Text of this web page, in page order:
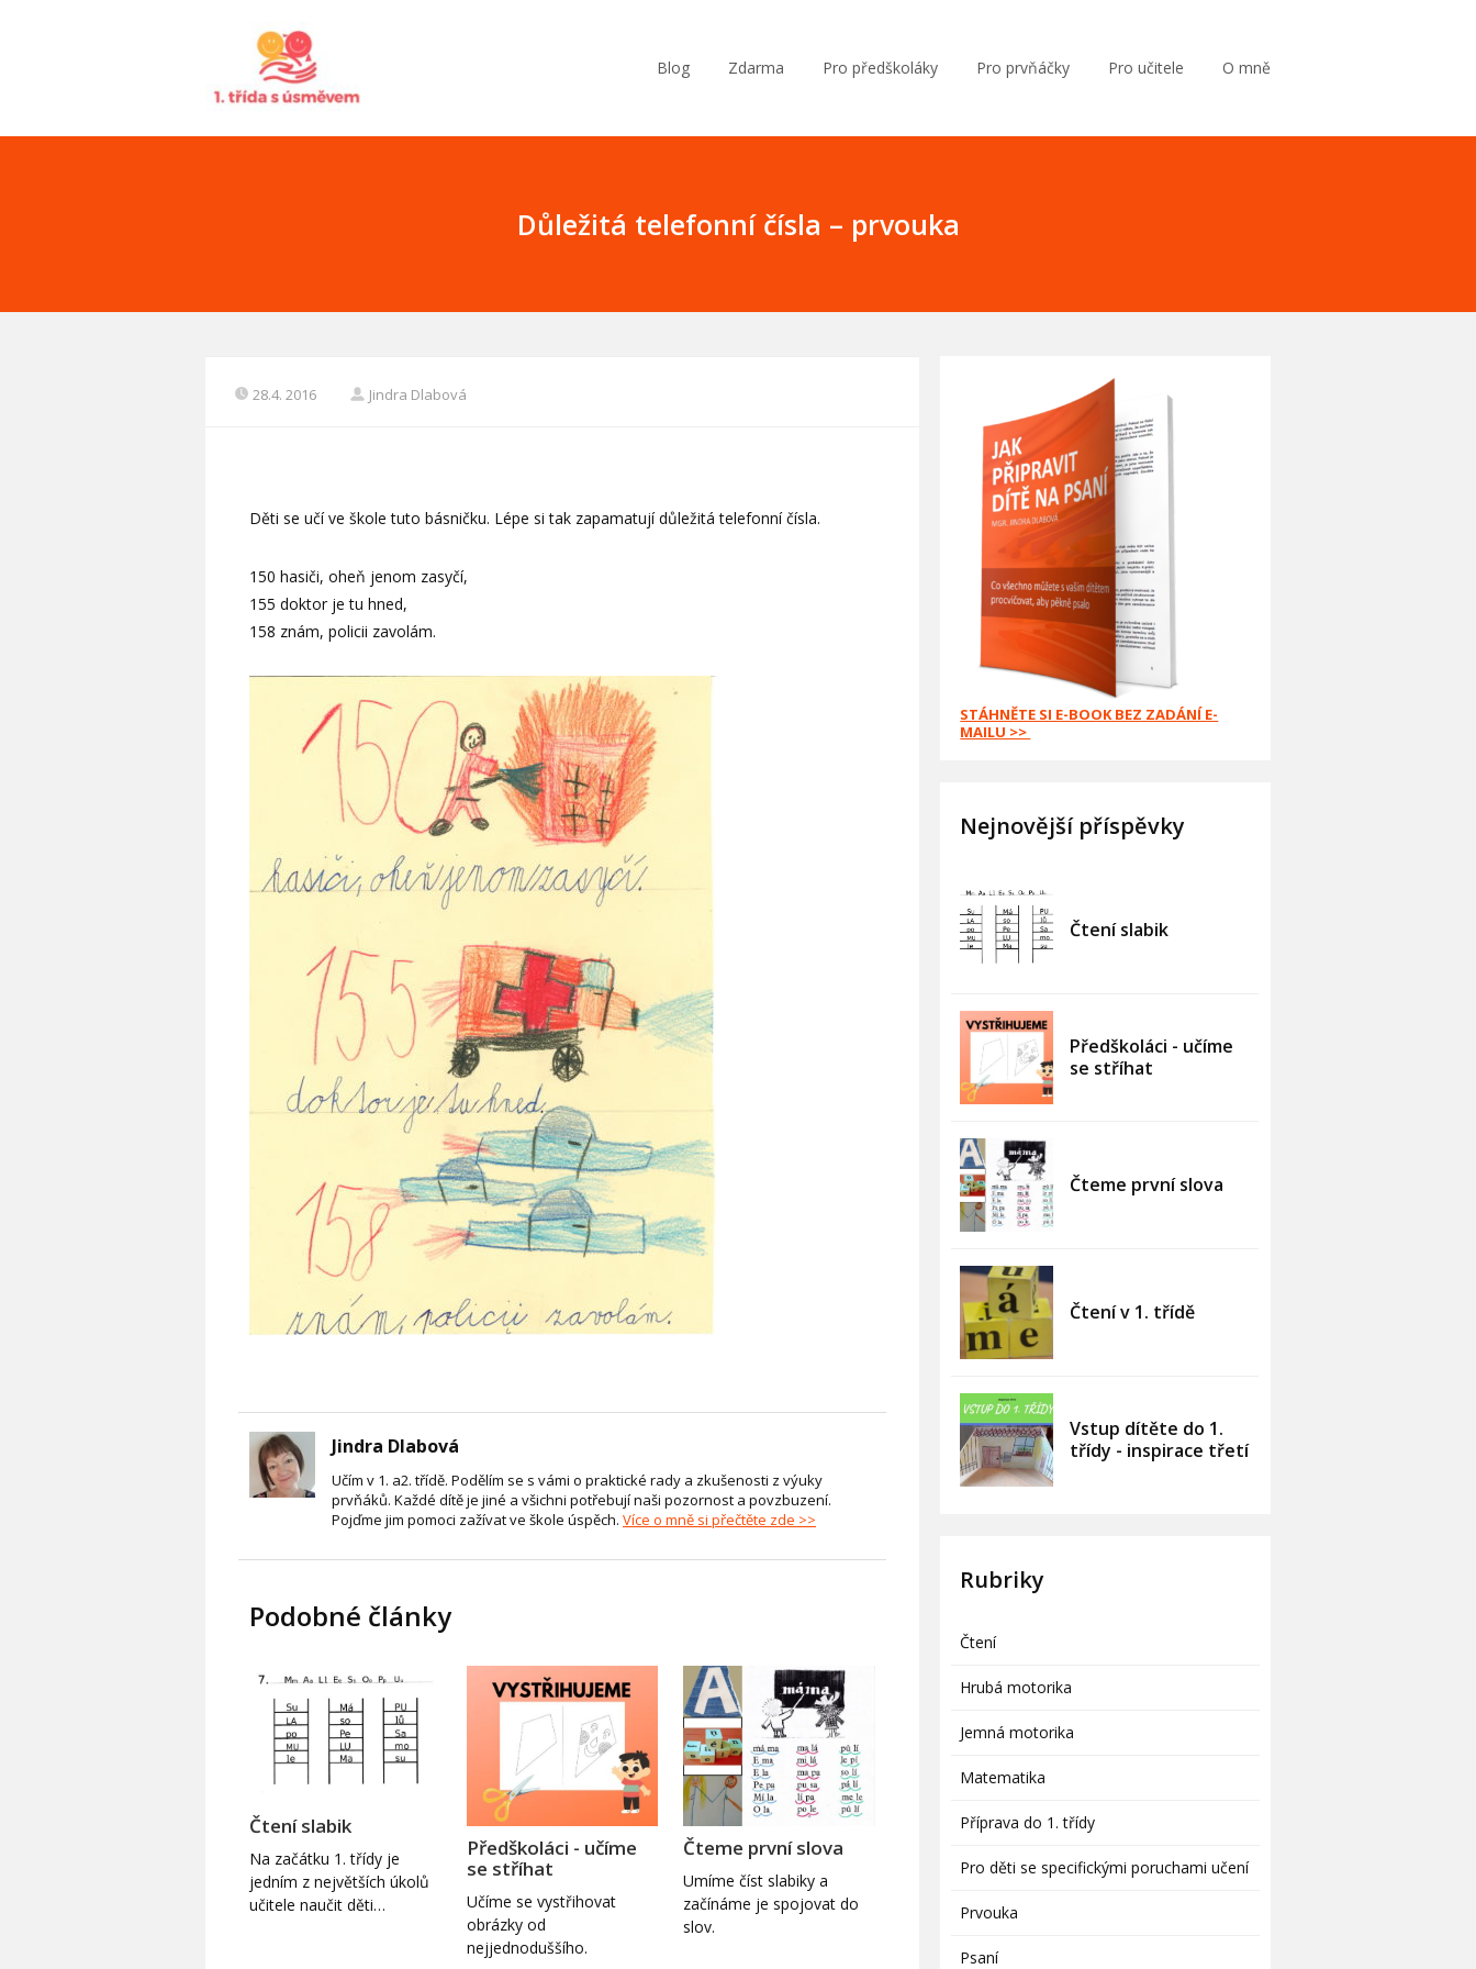
Blog Zdarma Pro předškoláky Pro prvňáčky Pro učitele O mně
Důležitá telefonní čísla – prvouka
28.4. 2016 Jindra Dlabová
Děti se učí ve škole tuto básničku. Lépe si tak zapamatují důležitá telefonní čísla.
150 hasiči, oheň jenom zasyčí,
155 doktor je tu hned,
158 znám, policii zavolám.
Jindra Dlabová
Učím v 1. a2. třídě. Podělím se s vámi o praktické rady a zkušenosti z výuky
prvňáků. Každé dítě je jiné a všichni potřebují naši pozornost a povzbuzení.
Pojďme jim pomoci zažívat ve škole úspěch. Více o mně si přečtěte zde >>
Podobné články
Čtení slabik
Na začátku 1. třídy je
jedním z největších úkolů
učitele naučit děti…
Předškoláci - učíme
se stříhat
Učíme se vystřihovat
obrázky od
nejjednoduššího.
Čteme první slova
Umíme číst slabiky a
začínáme je spojovat do
slov.
STÁHNĚTE SI E-BOOK BEZ ZADÁNÍ E-
MAILU >>
Nejnovější příspěvky
Čtení slabik
Předškoláci - učíme
se stříhat
Čteme první slova
Čtení v 1. třídě
Vstup dítěte do 1.
třídy - inspirace třetí
Rubriky
Čtení
Hrubá motorika
Jemná motorika
Matematika
Příprava do 1. třídy
Pro děti se specifickými poruchami učení
Prvouka
Psaní